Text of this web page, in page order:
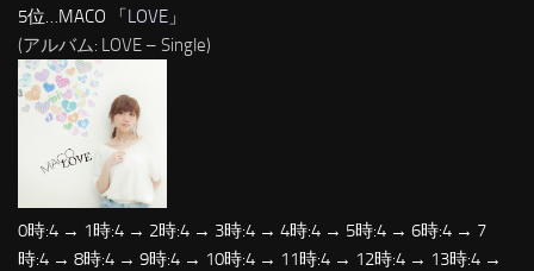
5位…MACO 「LOVE 」
(アルバム: LOVE – Single)
0時:4 → 1時:4 → 2時:4 → 3時:4 → 4時:4 → 5時:4 → 6時:4 → 7
時:4 → 8時:4 → 9時:4 → 10時:4 → 11時:4 → 12時:4 → 13時:4 →